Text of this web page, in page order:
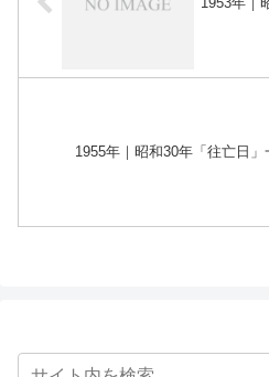
1955年｜昭和30年「往亡日」